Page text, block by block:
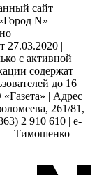
сайт
N» |
|
с активной
содержат
до 16
| Адрес
261/81,
2 910 610 | e-
— Тимошенко